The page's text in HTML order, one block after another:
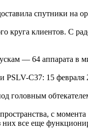
спутники
круга клиентов. С
— 64 аппарата в
C37: 15 февраля
с момента
них все еще